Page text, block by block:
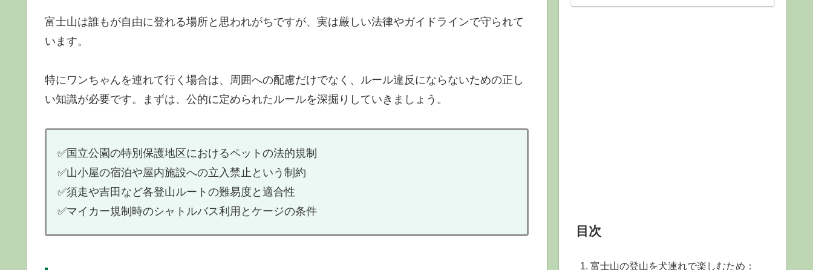
富士山は誰もが自由に登れる場所と思われがちですが、実は厳しい法律やガイドラインで守られて
います。
特にワンちゃんを連れて行く場合は、周囲への配慮だけでなく、ルール違反にならないための正し
い知識が必要です。まずは、公的に定められたルールを深掘りしていきましょう。
✅国立公園の特別保護地区におけるペットの法的規制
✅山小屋の宿泊や屋内施設への立入禁止という制約
✅須走や吉田など各登山ルートの難易度と適合性
✅マイカー規制時のシャトルバス利用とケージの条件
目次
富士山の登山を犬連れで楽しむため：